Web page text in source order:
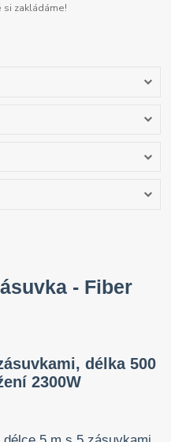
si zakládáme!
- Fiber
délka 500
2300W